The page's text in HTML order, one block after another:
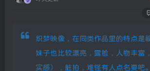
织梦映像，在同类作品里的特点是
妹子也比较漂亮，露脸，人物丰富
实感），脏拍，难怪有人点名要吧。